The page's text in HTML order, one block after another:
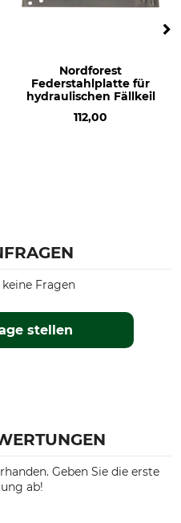
Nordforest
Federstahlplatte für
hydraulischen Fällkeil
112,00
stellen
Fragen
Geben Sie die erste
ab!